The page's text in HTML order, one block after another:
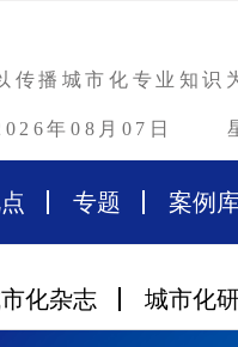
传播城市化专业知识
年08月07日
专题 案例
化杂志 城市化